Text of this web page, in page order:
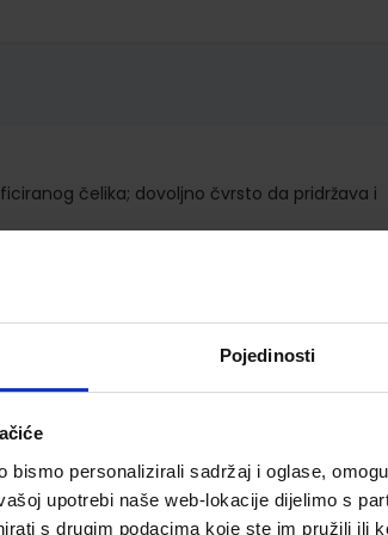
Pojedinosti
bismo personalizirali sadržaj i oglase,
upotrebi naše web-lokacije dijelimo s
s drugim podacima koje ste im pružili ili
čelika; dovoljno čvrsto da pridržava i